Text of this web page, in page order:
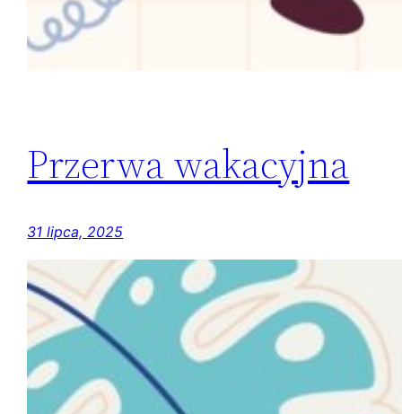
Przerwa wakacyjna
31 lipca, 2025